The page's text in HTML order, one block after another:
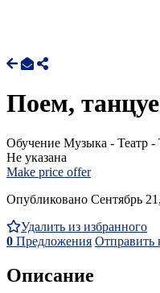
Поем,
Обучение Музыка - Театр
Не указана
Make price offer
Опубликовано Сентябрь
Удалить из избранного
0 Предложения Отправить
Описание